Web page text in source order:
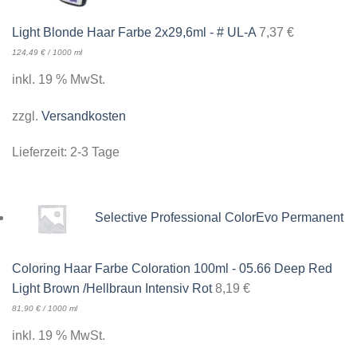
Light Blonde Haar Farbe 2x29,6ml - # UL-A 7,37 €
124,49 € / 1000 ml
inkl. 19 % MwSt.
zzgl. Versandkosten
Lieferzeit: 2-3 Tage
Selective Professional ColorEvo Permanent
Coloring Haar Farbe Coloration 100ml - 05.66 Deep Red
Light Brown /Hellbraun Intensiv Rot 8,19 €
81,90 €/1000 ml
inkl. 19 % MwSt.